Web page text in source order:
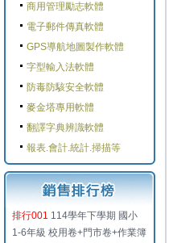
商用管理勵志軟體
電子郵件傳真軟體
GPS導航地圖製作軟體
字型輸入法軟體
防毒防駭安全軟體
麥金塔專用軟體
翻譯字典辨識軟體
報表.會計.統計.掃描等
排行001 114學年下學期 國小
1-6年級 校用卷+門市卷+作業簿